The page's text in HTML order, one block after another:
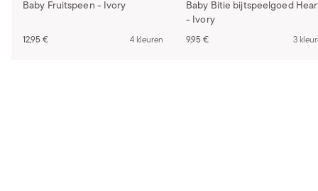
Baby Fruitspeen - Ivory
12,95 € 4 kleuren
Baby Bitie bijtspeelgoed
- Ivory
9,95 € 3